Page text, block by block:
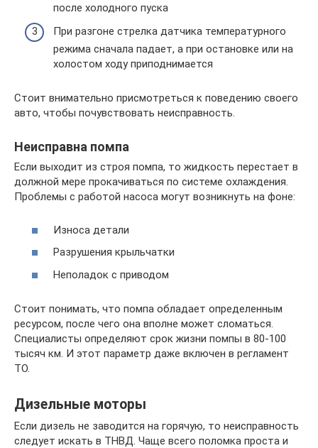
после холодного пуска
При разгоне стрелка датчика температурного
режима сначала падает, а при остановке или на
холостом ходу приподнимается
Стоит внимательно присмотреться к поведению своего
авто, чтобы почувствовать неисправность.
Неисправна помпа
Если выходит из строя помпа, то жидкость перестает в
должной мере прокачиваться по системе охлаждения.
Проблемы с работой насоса могут возникнуть на фоне:
Износа детали
Разрушения крыльчатки
Неполадок с приводом
Стоит понимать, что помпа обладает определенным
ресурсом, после чего она вполне может сломаться.
Специалисты определяют срок жизни помпы в 80-100
тысяч км. И этот параметр даже включен в регламент
ТО.
Дизельные моторы
Если дизель не заводится на горячую, то неисправность
следует искать в ТНВД. Чаще всего поломка проста и